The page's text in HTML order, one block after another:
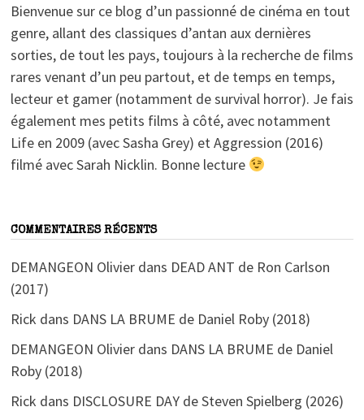
Bienvenue sur ce blog d’un passionné de cinéma en tout
genre, allant des classiques d’antan aux dernières
sorties, de tout les pays, toujours à la recherche de films
rares venant d’un peu partout, et de temps en temps,
lecteur et gamer (notamment de survival horror). Je fais
également mes petits films à côté, avec notamment
Life en 2009 (avec Sasha Grey) et Aggression (2016)
filmé avec Sarah Nicklin. Bonne lecture
COMMENTAIRES RÉCENTS
DEMANGEON Olivierdans DEAD ANT de Ron Carlson
(2017)
Rick dans DANS LA BRUME de Daniel Roby (2018)
DEMANGEON Olivierdans DANS LA BRUME de Daniel
Roby (2018)
Rick dans DISCLOSURE DAY de Steven Spielberg (2026)